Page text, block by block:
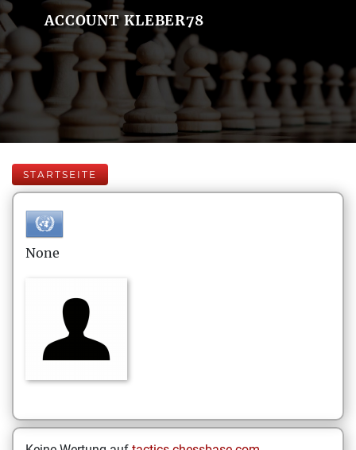
ACCOUNT KLEBER78
STARTSEITE
None